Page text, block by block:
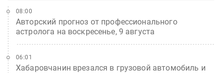
Авторский прогноз от профессионального
астролога на воскресенье, 9 августа
08:00
Хабаровчанин врезался в грузовой автомобиль и
06:01